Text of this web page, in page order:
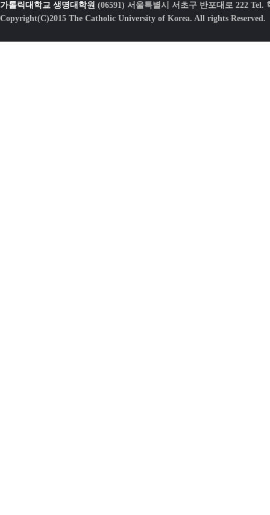
가톨릭대학교 생명대학원 (06591) 서울특별시 서초구 반포대로 222 Tel.
Copyright(C)2015 The Catholic University of Korea. All rights Reserved.